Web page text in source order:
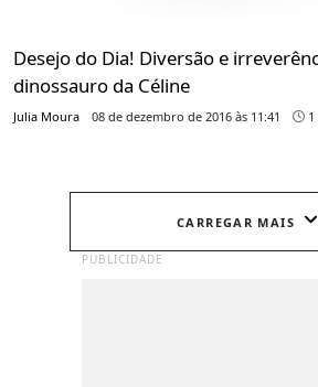
Desejo do Dia! Diversão e
dinossauro da Céline
Julia Moura 08 de dezembro de 2016 às 11:41
CARREGAR MAIS
PUBLICIDADE